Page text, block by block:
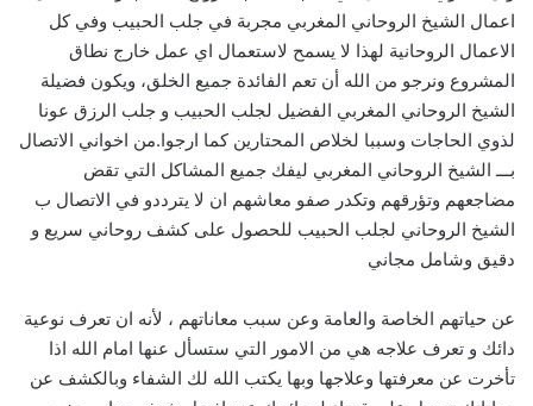
اعمال الشيخ الروحاني المغربي مجربة في جلب الحبيب وفي كل
الاعمال الروحانية لهذا لا يسمح لاستعمال اي عمل خارج نطاق
المشروع ونرجو من الله أن تعم الفائدة جميع الخلق، ويكون فضيلة
الشيخ الروحاني المغربي الفضيل لجلب الحبيب و جلب الرزق عونا
لذوي الحاجات وسببا لخلاص المحتارين كما ارجوا.من اخواني الاتصال
بـــ الشيخ الروحاني المغربي ليفك جميع المشاكل التي تقض
مضاجعهم وتؤرقهم وتكدر صفو معاشهم ان لا يترددو في الاتصال ب
الشيخ الروحاني لجلب الحبيب للحصول على كشف روحاني سريع و
دقيق وشامل مجاني
عن حياتهم الخاصة والعامة وعن سبب معاناتهم ، لأنه ان تعرف نوعية
دائك و تعرف علاجه هي من الامور التي ستسأل عنها امام الله اذا
تأخرت عن معرفتها وعلاجها وبها يكتب الله لك الشفاء وبالكشف عن